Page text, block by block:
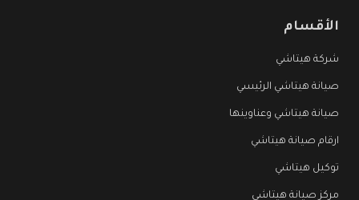
الأقسام
شركة هيتاشي
صيانة هيتاشي الرئيسي
صيانة هيتاشي وعناوينها
ارقام صيانة هيتاشي
توكيل هيتاشي
مركز صيانة هيتاشي